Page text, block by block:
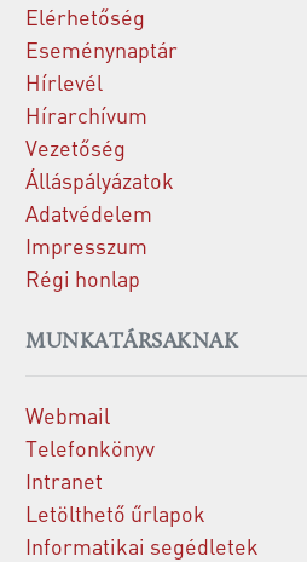
Elérhetőség
Eseménynaptár
Hírlevél
Hírarchívum
Vezetőség
Álláspályázatok
Adatvédelem
Impresszum
Régi honlap
MUNKATÁRSAKNAK
Webmail
Telefonkönyv
Intranet
Letölthető űrlapok
Informatikai segédletek